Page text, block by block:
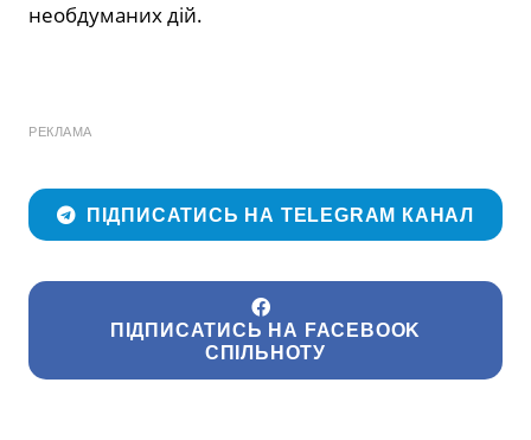
необдуманих дій.
РЕКЛАМА
ПІДПИСАТИСЬ НА TELEGRAM КАНАЛ
ПІДПИСАТИСЬ НА FACEBOOK
СПІЛЬНОТУ